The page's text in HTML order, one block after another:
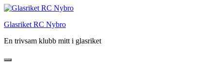
Hoppa
innehåll
Glasriket RC Nybro
En trivsam klubb mitt i glasriket